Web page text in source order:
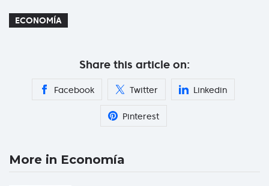
ECONOMÍA
Share this article on:
Facebook Twitter Linkedin
Pinterest
More in Economía